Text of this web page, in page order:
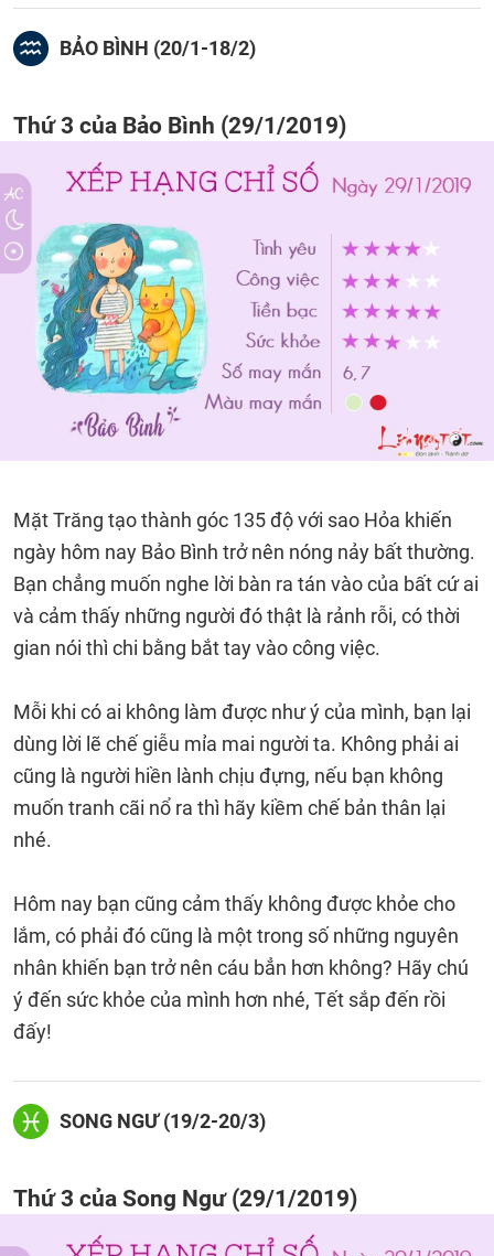
BẢO BÌNH (20/1-18/2)
Thứ 3 của Bảo Bình (29/1/2019)
Mặt Trăng tạo thành góc 135 độ với sao Hỏa khiến
ngày hôm nay Bảo Bình trở nên nóng nảy bất thường.
Bạn chẳng muốn nghe lời bàn ra tán vào của bất cứ ai
và cảm thấy những người đó thật là rảnh rỗi, có thời
gian nói thì chi bằng bắt tay vào công việc.
Mỗi khi có ai không làm được như ý của mình, bạn lại
dùng lời lẽ chế giễu mỉa mai người ta. Không phải ai
cũng là người hiền lành chịu đựng, nếu bạn không
muốn tranh cãi nổ ra thì hãy kiềm chế bản thân lại
nhé.
Hôm nay bạn cũng cảm thấy không được khỏe cho
lắm, có phải đó cũng là một trong số những nguyên
nhân khiến bạn trở nên cáu bẳn hơn không? Hãy chú
ý đến sức khỏe của mình hơn nhé, Tết sắp đến rồi
đấy!
SONG NGƯ (19/2-20/3)
Thứ 3 của Song Ngư (29/1/2019)